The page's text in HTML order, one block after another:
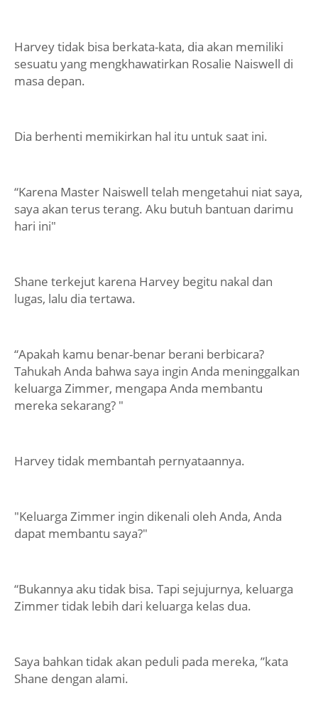
Harvey tidak bisa berkata-kata, dia akan memiliki
sesuatu yang mengkhawatirkan Rosalie Naiswell di
masa depan.
Dia berhenti memikirkan hal itu untuk saat ini.
“Karena Master Naiswell telah mengetahui niat saya,
saya akan terus terang. Aku butuh bantuan darimu
hari ini"
Shane terkejut karena Harvey begitu nakal dan
lugas, lalu dia tertawa.
“Apakah kamu benar-benar berani berbicara?
Tahukah Anda bahwa saya ingin Anda meninggalkan
keluarga Zimmer, mengapa Anda membantu
mereka sekarang? "
Harvey tidak membantah pernyataannya.
"Keluarga Zimmer ingin dikenali oleh Anda, Anda
dapat membantu saya?"
“Bukannya aku tidak bisa. Tapi sejujurnya, keluarga
Zimmer tidak lebih dari keluarga kelas dua.
Saya bahkan tidak akan peduli pada mereka, ”kata
Shane dengan alami.